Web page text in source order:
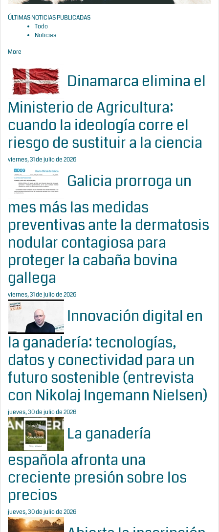
ÚLTIMAS NOTICIAS PUBLICADAS
Todo
Noticias
More
Dinamarca elimina el
Ministerio de Agricultura:
cuando la ideología corre el
riesgo de sustituir a la ciencia
viernes, 31 de julio de 2026
Galicia prorroga un
mes más las medidas
preventivas ante la dermatosis
nodular contagiosa para
proteger la cabaña bovina
gallega
viernes, 31 de julio de 2026
Innovación digital en
la ganadería: tecnologías,
datos y conectividad para un
futuro sostenible (entrevista
con Nikolaj Ingemann Nielsen)
jueves, 30 de julio de 2026
La ganadería
española afronta una
creciente presión sobre los
precios
jueves, 30 de julio de 2026